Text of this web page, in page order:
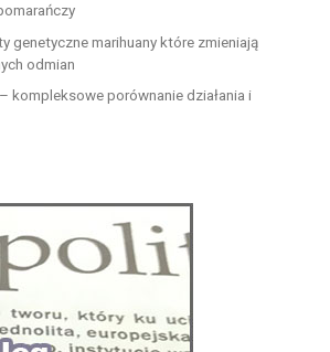
genetyczne marihuany które zmieniają
odmian
kompleksowe porównanie działania i